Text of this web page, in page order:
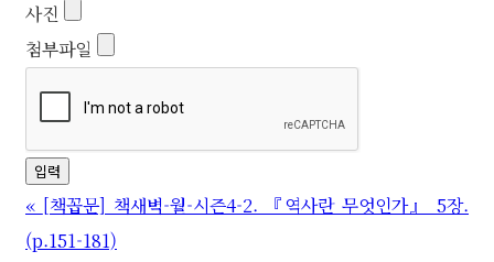
사진
첨부파일
« [책꼽문] 책새벽-월-시즌4-2. 『역사란 무엇인가』 5장.
(p.151-181)